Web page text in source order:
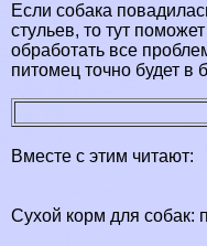
Если собака
стульев, то тут
обработать все
питомец точно будет в
Вместе с этим читают:
Сухой корм для собак: